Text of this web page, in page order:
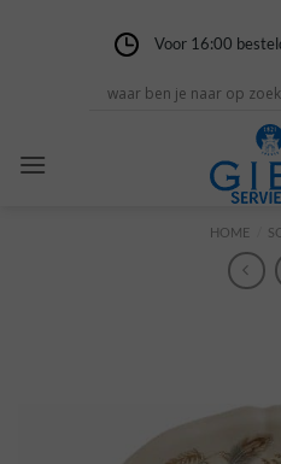
Gratis
Voor 16:00
14 dagen
HOME